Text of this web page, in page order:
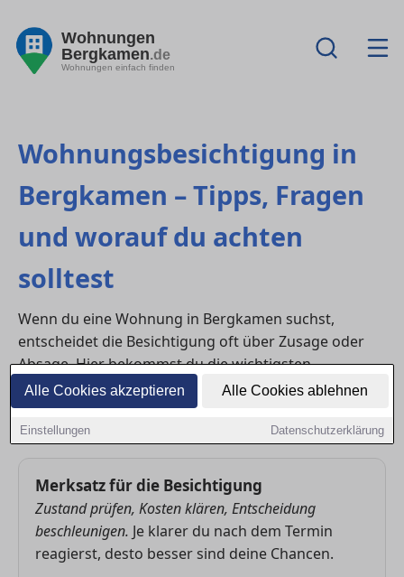
Alle Cookies akzeptieren Alle Cookies ablehnen
Einstellungen Datenschutzerklärung
Wohnungen
Bergkamen.de
Wohnungen einfach finden
Wohnungsbesichtigung in
Bergkamen – Tipps, Fragen
und worauf du achten
solltest
Wenn du eine Wohnung in Bergkamen suchst,
entscheidet die Besichtigung oft über Zusage oder
Absage. Hier bekommst du die wichtigsten
suchrelevanten Fragen mit kurzen Antworten – damit
du schneller bewertest, ob die Wohnung passt, und
wie du deine Chancen im nächsten Schritt erhöhst.
Merksatz für die Besichtigung
Zustand prüfen, Kosten klären, Entscheidung
beschleunigen. Je klarer du nach dem Termin
reagierst, desto besser sind deine Chancen.